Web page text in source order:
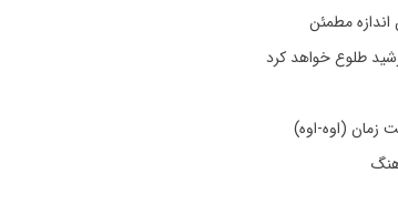
مطمئن
طلوع خواهد کرد
زمان (اوه-اوه)